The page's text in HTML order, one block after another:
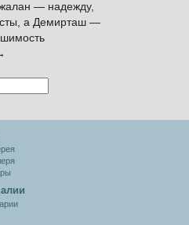
— надежду,
а Демирташ —